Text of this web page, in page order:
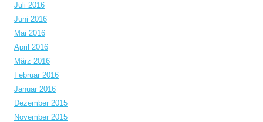
Juli 2016
Juni 2016
Mai 2016
April 2016
März 2016
Februar 2016
Januar 2016
Dezember 2015
November 2015